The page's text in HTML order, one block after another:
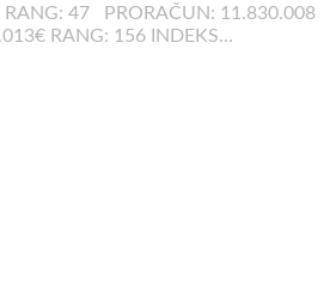
RANG: 47 PRORAČUN: 11.830.008
RANG: 156 INDEKS…